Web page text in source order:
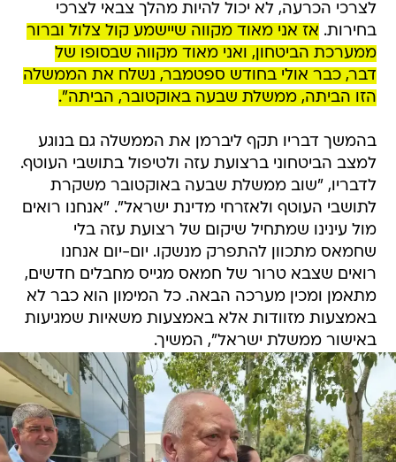
לצרכי הכרעה, לא יכול להיות מהלך צבאי לצרכי
בחירות. אז אני מאוד מקווה שיישמע קול צלול וברור
ממערכת הביטחון, ואני מאוד מקווה שבסופו של
דבר, כבר אולי בחודש ספטמבר, נשלח את הממשלה
הזו הביתה, ממשלת שבעה באוקטובר, הביתה".
בהמשך דבריו תקף ליברמן את הממשלה גם בנוגע
למצב הביטחוני ברצועת עזה ולטיפול בתושבי העוטף.
לדבריו, "שוב ממשלת שבעה באוקטובר משקרת
לתושבי העוטף ולאזרחי מדינת ישראל". "אנחנו רואים
מול עינינו שמתחיל שיקום של רצועת עזה בלי
שחמאס מתכוון להתפרק מנשקו. יום-יום אנחנו
רואים שצבא טרור של חמאס מגייס מחבלים חדשים,
מתאמן ומכין מערכה הבאה. כל המימון הוא כבר לא
באמצעות מזוודות אלא באמצעות משאיות שמגיעות
באישור ממשלת ישראל", המשיך.